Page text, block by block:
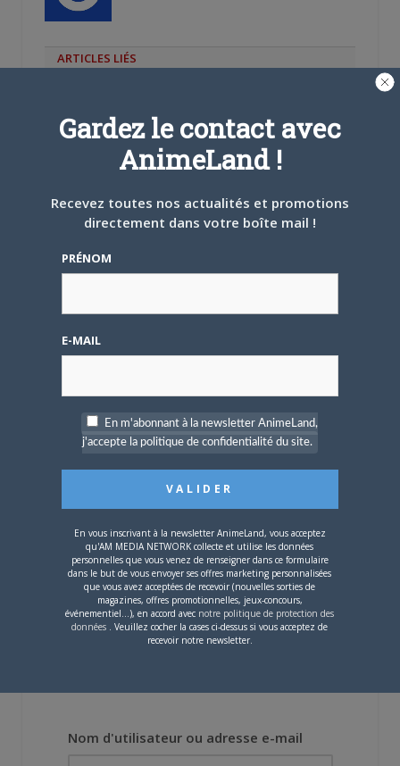
ARTICLES LIÉS
Les Héros de la Galaxie :
Die Neue These
12 AVRIL 2018 0
DEVILS’ LINE
Vous devezvous connecterpour laisser un
commentaire.
Nom d'utilisateur ou adresse e-mail
Gardez le contact avec
AnimeLand !
Recevez toutes nos actualités et promotions
directement dans votre boîte mail !
PRÉNOM
E-MAIL
En m'abonnant à la newsletter AnimeLand,
j'accepte la politique de confidentialité du site.
En vous inscrivant à la newsletter AnimeLand, vous acceptez
qu'AM MEDIA NETWORK collecte et utilise les données
personnelles que vous venez de renseigner dans ce formulaire
dans le but de vous envoyer ses offres marketing personnalisées
que vous avez acceptées de recevoir (nouvelles sorties de
magazines, offres promotionnelles, jeux-concours,
événementiel...), en accord avec notre politique de protection des
données . Veuillez cocher la cases ci-dessus si vous acceptez de
recevoir notre newsletter.